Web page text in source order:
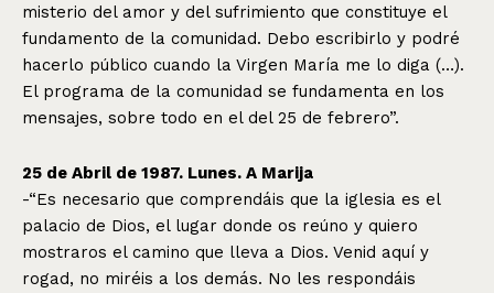
misterio del amor y del sufrimiento que constituye el
fundamento de la comunidad. Debo escribirlo y podré
hacerlo público cuando la Virgen María me lo diga (…).
El programa de la comunidad se fundamenta en los
mensajes, sobre todo en el del 25 de febrero”.
25 de Abril de 1987. Lunes. A Marija
-“Es necesario que comprendáis que la iglesia es el
palacio de Dios, el lugar donde os reúno y quiero
mostraros el camino que lleva a Dios. Venid aquí y
rogad, no miréis a los demás. No les respondáis